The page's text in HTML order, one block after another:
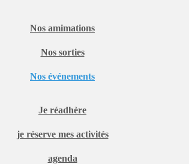
Nos amimations
Nos sorties
Nos événements
Je réadhère
je réserve mes activités
agenda